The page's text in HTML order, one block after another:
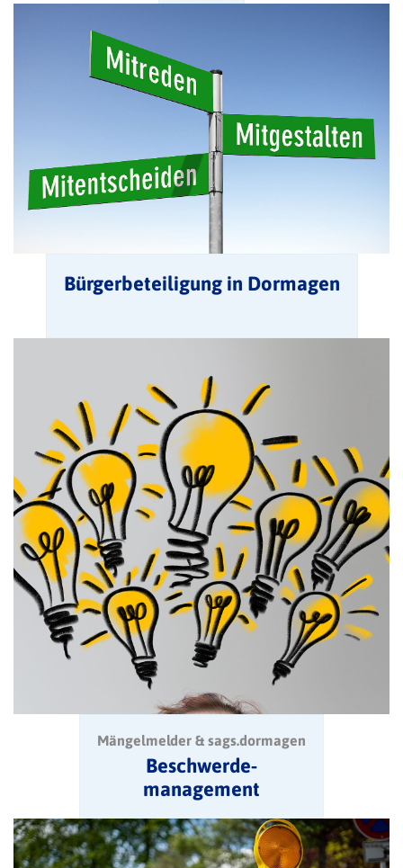
Bürgerbeteiligung in Dormagen
Mängelmelder & sags.dormagen
Beschwerde-
management